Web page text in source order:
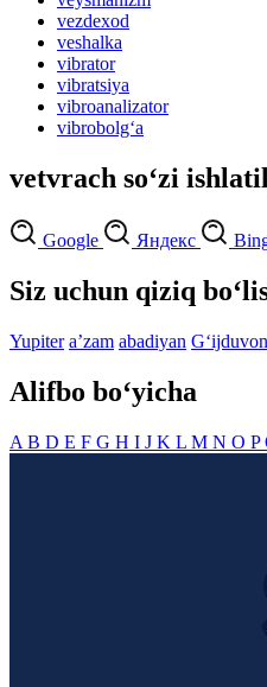
vezdexod
veshalka
vibrator
vibratsiya
vibroanalizator
vibrobolg‘a
vetvrach so‘zi
Google Яндекс
Siz uchun qiziq
Yupiter aʼzam abadiyan
Alifbo bo‘yicha
A B D E F G H I J K L M N O P